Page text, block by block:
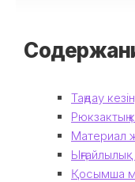
Таңдау
Рюкзактың
Материал
Қосымша